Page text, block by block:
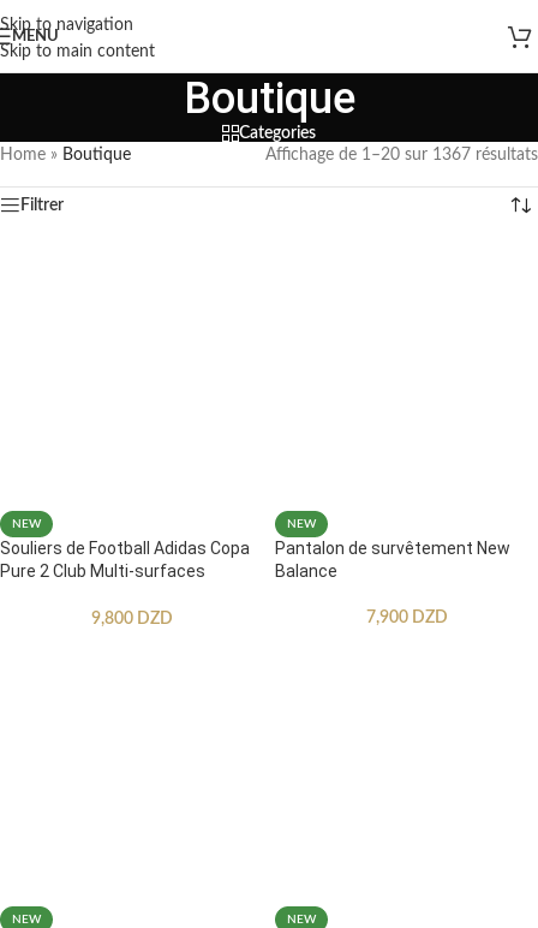
Skip to navigation
Skip to main content
MENU
Boutique
Categories
Home » Boutique Affichage de 1–20 sur 1367 résultats
Filtrer
NEW
Souliers de Football Adidas Copa
Pure 2 Club Multi-surfaces
9,800 DZD
NEW
Pantalon de survêtement New
Balance
7,900 DZD
NEW NEW